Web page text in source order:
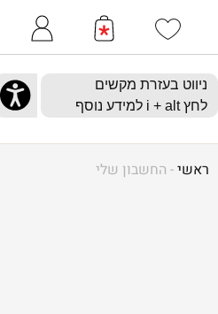
ראשי- החשבון שלי
ניווט בעזרת מקשים
לחץi + alt למידע נוסף